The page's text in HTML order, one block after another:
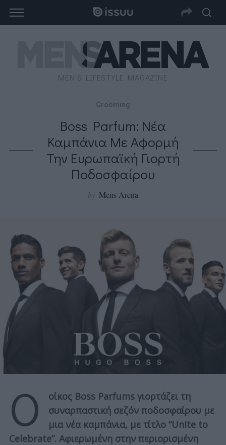
MEN'S LIFESTYLE MAGAZINE
Grooming
Boss Parfum: Νέα
Καμπάνια Με Αφορμή
Την Ευρωπαϊκή Γιορτή
Ποδοσφαίρου
by Mens Arena
Ο
οίκος Bοss Parfums γιορτάζει τη
συναρπαστική σεζόν ποδοσφαίρου με
μια νέα καμπάνια, με τίτλο “Unite to
Celebrate”. Αφιερωμένη στην περιορισμένη